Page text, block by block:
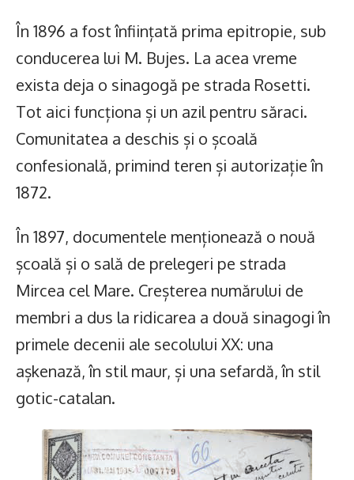
În 1896 a fost înființată prima epitropie, sub
conducerea lui M. Bujes. La acea vreme
exista deja o sinagogă pe strada Rosetti.
Tot aici funcționa și un azil pentru săraci.
Comunitatea a deschis și o școală
confesională, primind teren și autorizație în
1872.
În 1897, documentele menționează o nouă
școală și o sală de prelegeri pe strada
Mircea cel Mare. Creșterea numărului de
membri a dus la ridicarea a două sinagogi în
primele decenii ale secolului XX: una
așkenază, în stil maur, și una sefardă, în stil
gotic-catalan.